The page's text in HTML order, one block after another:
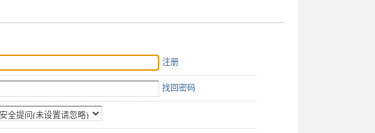
注册
找回密码